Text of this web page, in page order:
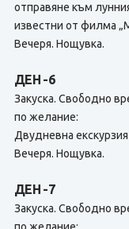
отправяне към
известни от филма
Вечеря. Нощувка.
ДЕН -6
Закуска. Свободно
по желание:
Двудневна
Вечеря. Нощувка.
ДЕН -7
Закуска. Свободно